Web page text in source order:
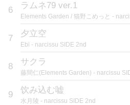
6 ラムネ79 ver.1
Elements Garden / 猫野こめっと -
7 夕立空
Ebi - narcissu SIDE 2nd
8 サクラ
藤間仁(Elements Garden) - narcissu
9 饮み込む嘘
水月陵 - narcissu SIDE 2nd